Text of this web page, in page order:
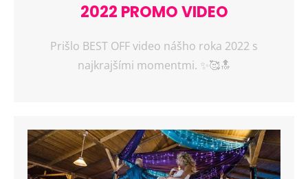
2022 PROMO VIDEO
Prišlo BEST OFF video nášho roka 2022 s
najkrajšími momentmi. ✨🥰🔝